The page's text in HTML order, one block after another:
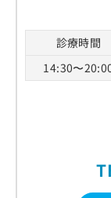
診療時間
14:30〜